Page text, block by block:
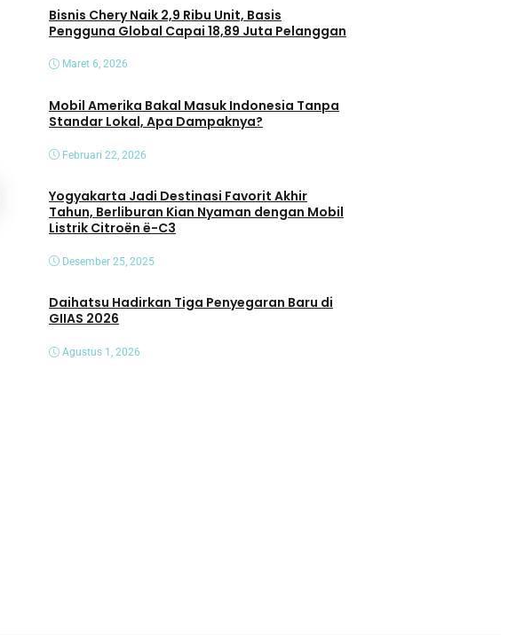
EV Meningkat, PLN: Transaksi di
SPKLU Naik 404 Persen
Kian Beragam, Anda Mau Pilih
yang Mana?
Bisnis Chery Naik 2,9 Ribu Unit, Basis
Pengguna Global Capai 18,89 Juta Pelanggan
Maret 6, 2026
Mobil Amerika Bakal Masuk Indonesia Tanpa
Standar Lokal, Apa Dampaknya?
Februari 22, 2026
Yogyakarta Jadi Destinasi Favorit Akhir
Tahun, Berliburan Kian Nyaman dengan Mobil
Listrik Citroën ë-C3
Desember 25, 2025
Daihatsu Hadirkan Tiga Penyegaran Baru di
GIIAS 2026
Agustus 1, 2026